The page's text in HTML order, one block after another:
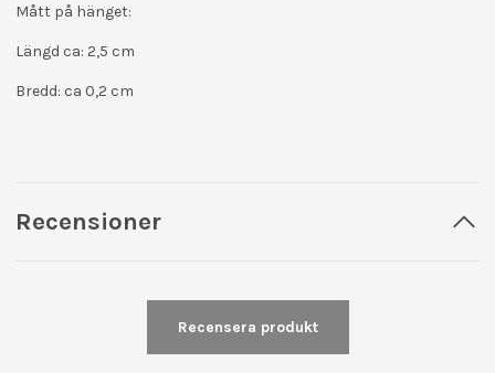
Mått på hänget:
Längd ca: 2,5 cm
Bredd: ca 0,2 cm
Recensioner
Recensera produkt